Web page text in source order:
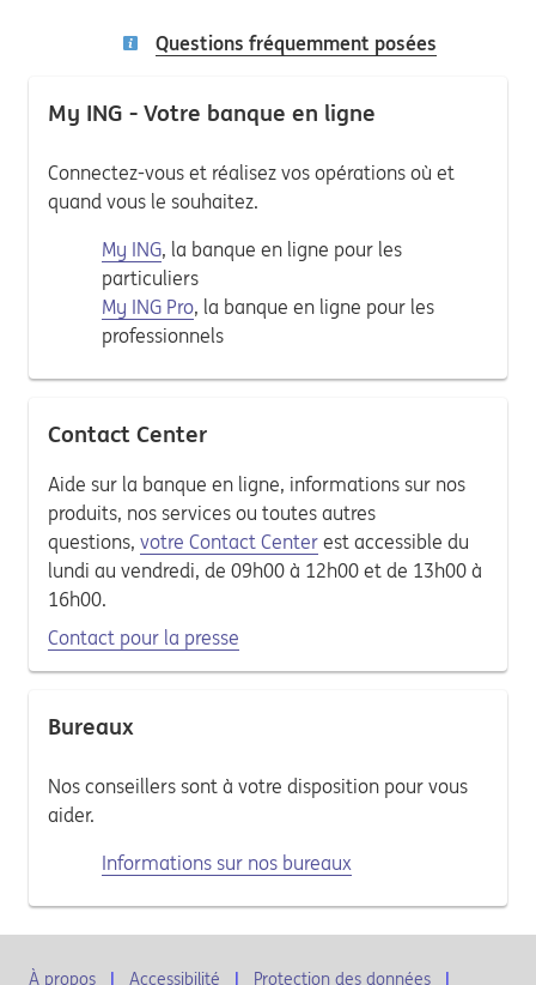
Questions fréquemment posées
My ING - Votre banque en ligne
Connectez-vous et réalisez vos opérations où et
quand vous le souhaitez.
My ING, la banque en ligne pour les
particuliers
My ING Pro, la banque en ligne pour les
professionnels
Contact Center
Aide sur la banque en ligne, informations sur nos
produits, nos services ou toutes autres
questions, votre Contact Center est accessible du
lundi au vendredi, de 09h00 à 12h00 et de 13h00 à
16h00.
Contact pour la presse
Bureaux
Nos conseillers sont à votre disposition pour vous
aider.
Informations sur nos bureaux
À propos Accessibilité Protection des données